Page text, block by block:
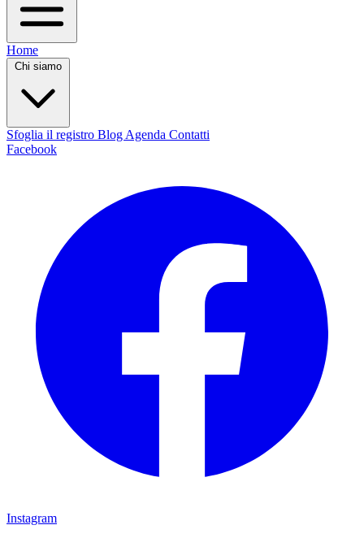
Home
Chi siamo
Sfoglia il registro Blog Agenda Contatti
Facebook
Instagram